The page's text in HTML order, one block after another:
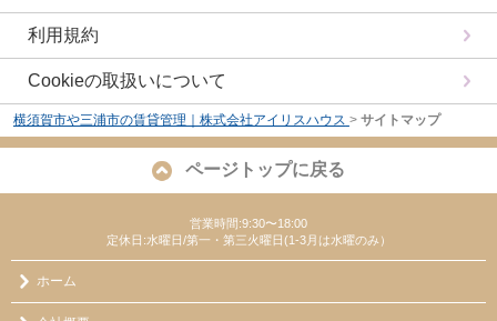
利用規約
Cookieの取扱いについて
横須賀市や三浦市の賃貸管理｜株式会社アイリスハウス > サイトマップ
ページトップに戻る
営業時間:9:30〜18:00
定休日:水曜日/第一・第三火曜日(1-3月は水曜のみ）
ホーム